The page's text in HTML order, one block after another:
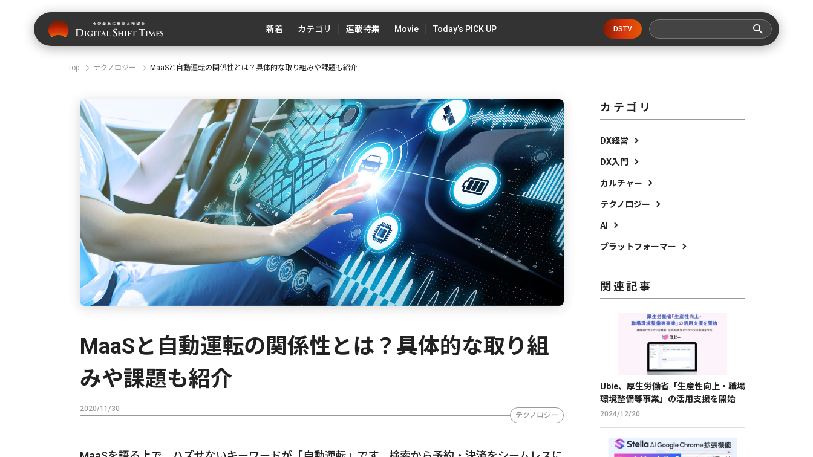
新着 カテゴリ 連載特集 Movie Today’s PICK UP DSTV
Top テクノロジー MaaSと自動運転の関係性とは？具体的な取り組みや課題も紹介
MaaSと自動運転の関係性とは？具体的な取り組
みや課題も紹介
2020/11/30
テクノロジー
カテゴリ
DX経営
DX入門
カルチャー
テクノロジー
AI
プラットフォーマー
関連記事
Ubie、厚生労働省「生産性向上・職場
環境整備等事業」の活用支援を開始
2024/12/20